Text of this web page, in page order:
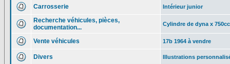
Carrosserie Intérieur junior
Recherche véhicules, pièces,
documentation...
Cylindre de dyna x
Vente véhicules 17b 1964 à vendre
Divers Illustrations